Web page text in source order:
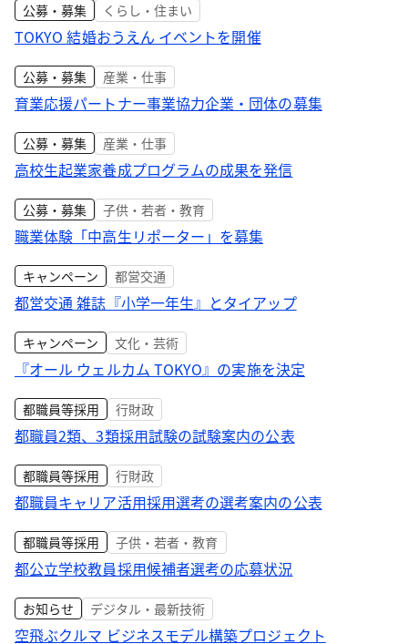
公募・募集 くらし・住まい
TOKYO 結婚おうえん イベントを開催
公募・募集 産業・仕事
育業応援パートナー事業協力企業・団体の募集
公募・募集 産業・仕事
高校生起業家養成プログラムの成果を発信
公募・募集 子供・若者・教育
職業体験「中高生リポーター」を募集
キャンペーン 都営交通
都営交通 雑誌『小学一年生』とタイアップ
キャンペーン 文化・芸術
『オール ウェルカム TOKYO』の実施を決定
都職員等採用 行財政
都職員2類、3類採用試験の試験案内の公表
都職員等採用 行財政
都職員キャリア活用採用選考の選考案内の公表
都職員等採用 子供・若者・教育
都公立学校教員採用候補者選考の応募状況
お知らせ デジタル・最新技術
空飛ぶクルマ ビジネスモデル構築プロジェクト